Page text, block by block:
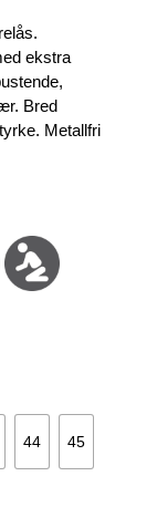
ekstra
Bred
Metallfri
44 45